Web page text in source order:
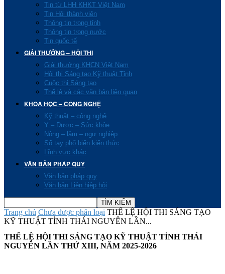
Tin từ LHH KHKT Việt Nam
Tin Hội thành viên
Thông tin trong tỉnh
Thông tin trong nước
Tin quốc tế
GIẢI THƯỞNG – HỘI THI
Giải thưởng KHCN Việt Nam
Hội thi Sáng tạo Kỹ thuật Tỉnh
Cuộc thi Sáng tạo
Thể lệ và các văn bản liên quan
KHOA HỌC – CÔNG NGHỆ
Kỹ thuật – công nghệ
Y – Dược – Sức khỏe
Nông – lâm – ngư nghiệp
Sổ tay phổ biến kiến thức
Lĩnh vực khác
VĂN BẢN PHÁP QUY
Văn bản pháp quy
Văn bản Liên hiệp hội
Trang chủ Chưa được phân loại THỂ LỆ HỘI THI SÁNG TẠO
KỸ THUẬT TỈNH THÁI NGUYÊN LẦN...
THỂ LỆ HỘI THI SÁNG TẠO KỸ THUẬT TỈNH THÁI
NGUYÊN LẦN THỨ XIII, NĂM 2025-2026